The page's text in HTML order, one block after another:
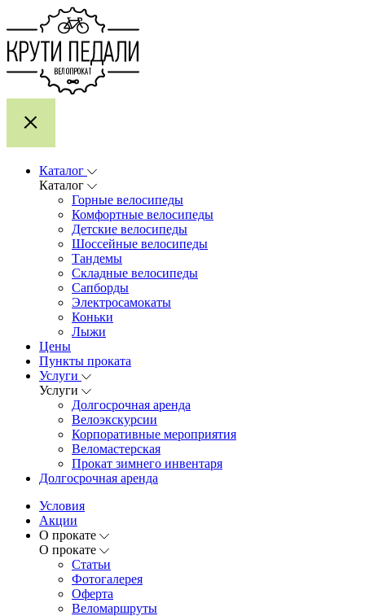
Каталог
Каталог
Горные велосипеды
Комфортные велосипеды
Детские велосипеды
Шоссейные велосипеды
Тандемы
Складные велосипеды
Сапборды
Электросамокаты
Коньки
Лыжи
Цены
Пункты проката
Услуги
Услуги
Долгосрочная аренда
Велоэкскурсии
Корпоративные мероприятия
Веломастерская
Прокат зимнего инвентаря
Долгосрочная аренда
Условия
Акции
О прокате
О прокате
Статьи
Фотогалерея
Оферта
Веломаршруты